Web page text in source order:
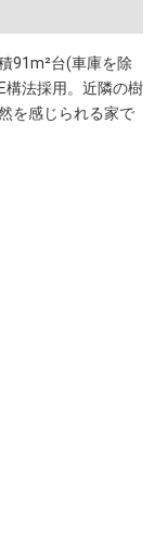
91m²台(車庫を除
構法採用。近隣の樹
を感じられる家で